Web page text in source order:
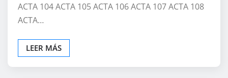
ACTA 104 ACTA 105 ACTA 106 ACTA 107 ACTA 108
ACTA…
LEER MÁS